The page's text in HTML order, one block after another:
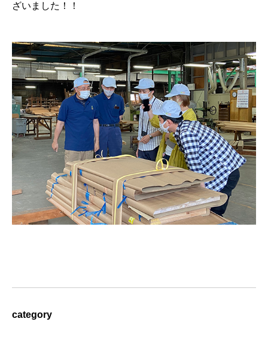
ざいました！！
category